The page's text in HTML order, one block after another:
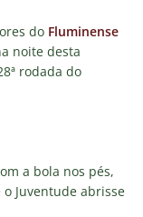
do Fluminense
noite desta
rodada do
a bola nos pés,
Juventude abrisse